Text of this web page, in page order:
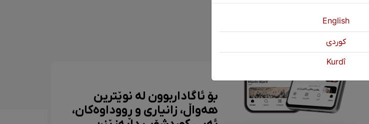
بۆ ئاگاداربوون لە نوێترین
هەواڵ، زانیاری و ڕووداوەکان،
English
كوردی
Kurdî